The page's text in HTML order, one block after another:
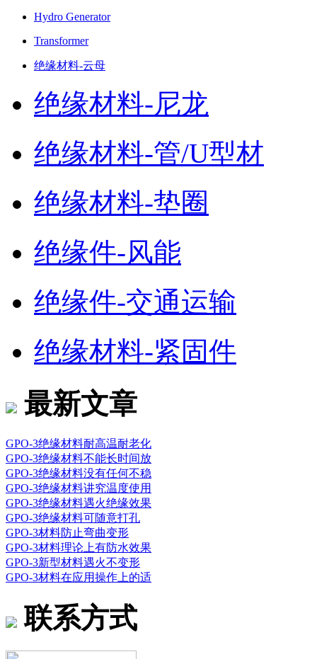
Hydro Generator
Transformer
绝缘材料-云母
绝缘材料-尼龙
绝缘材料-管/U型材
绝缘材料-垫圈
绝缘件-风能
绝缘件-交通运输
绝缘材料-紧固件
最新文章
GPO-3绝缘材料耐高温耐老化
GPO-3绝缘材料不能长时间放
GPO-3绝缘材料没有任何不稳
GPO-3绝缘材料讲究温度使用
GPO-3绝缘材料遇火绝缘效果
GPO-3绝缘材料可随意打孔
GPO-3材料防止弯曲变形
GPO-3材料理论上有防水效果
GPO-3新型材料遇火不变形
GPO-3材料在应用操作上的适
联系方式